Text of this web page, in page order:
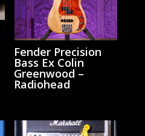
Fender Precision
Bass Ex Colin
Greenwood –
Radiohead